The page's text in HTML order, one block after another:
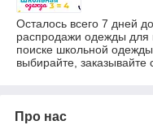
Осталось всего 7 дней
распродажи одежды для
поиске школьной
выбирайте, заказывайте
Про нас